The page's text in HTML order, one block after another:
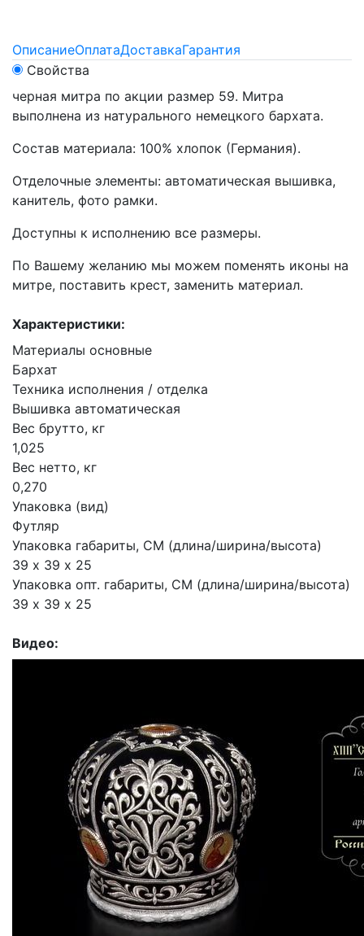
ОписаниеОплатаДоставкаГарантия
Свойства
черная митра по акции размер 59. Митра
выполнена из натурального немецкого бархата.
Состав материала: 100% хлопок (Германия).
Отделочные элементы: автоматическая вышивка,
канитель, фото рамки.
Доступны к исполнению все размеры.
По Вашему желанию мы можем поменять иконы на
митре, поставить крест, заменить материал.
Характеристики:
Материалы основные
Бархат
Техника исполнения / отделка
Вышивка автоматическая
Вес брутто, кг
1,025
Вес нетто, кг
0,270
Упаковка (вид)
Футляр
Упаковка габариты, СМ (длина/ширина/высота)
39 х 39 х 25
Упаковка опт. габариты, СМ (длина/ширина/высота)
39 х 39 х 25
Видео: